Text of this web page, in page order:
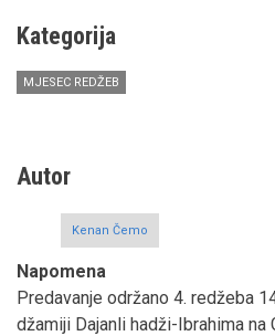
Kategorija
MJESEC REDŽEB
Autor
Kenan Čemo
Napomena
Predavanje održano 4. redžeba
džamiji Dajanli hadži-Ibrahima na